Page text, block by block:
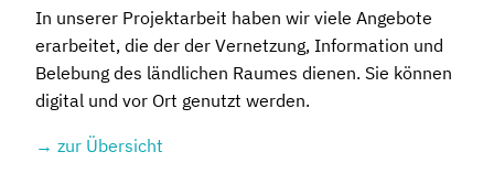
In unserer Projektarbeit haben wir viele Angebote
erarbeitet, die der der Vernetzung, Information und
Belebung des ländlichen Raumes dienen. Sie können
digital und vor Ort genutzt werden.
→ zur Übersicht